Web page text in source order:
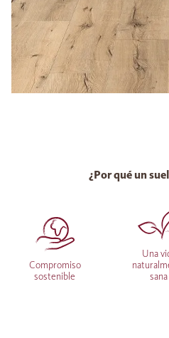
¿Por qué un
Compromiso
sostenible
Una
sana